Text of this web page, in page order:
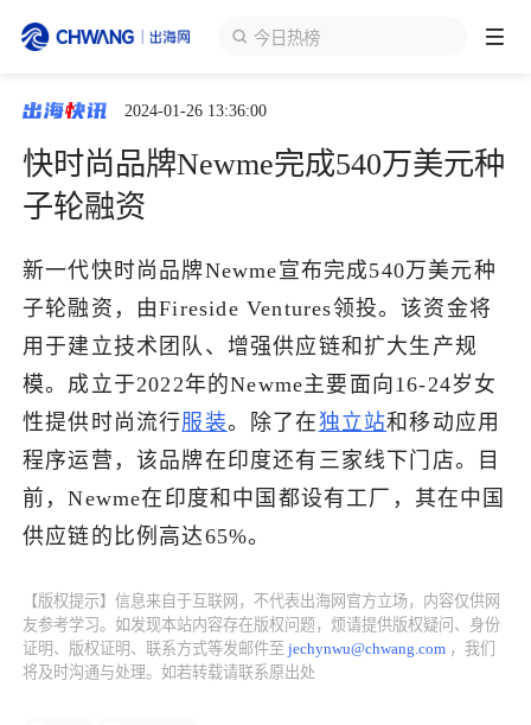
今日热榜
跨境展会
出海服务
出海资讯
跨境报告
出海导航
出海交流群
2024-01-26 13:36:00
快时尚品牌Newme完成540万美元种
子轮融资
新一代快时尚品牌Newme宣布完成540万美元种
子轮融资，由Fireside Ventures领投。该资金将
用于建立技术团队、增强供应链和扩大生产规
模。成立于2022年的Newme主要面向16-24岁女
性提供时尚流行服装。除了在独立站和移动应用
程序运营，该品牌在印度还有三家线下门店。目
前，Newme在印度和中国都设有工厂，其在中国
供应链的比例高达65%。
【版权提示】信息来自于互联网，不代表出海网官方立场，内容仅供网
友参考学习。如发现本站内容存在版权问题，烦请提供版权疑问、身份
证明、版权证明、联系方式等发邮件至jechynwu@chwang.com ，我们
将及时沟通与处理。如若转载请联系原出处